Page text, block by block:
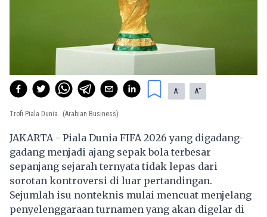
A- A+
Trofi Piala Dunia. (Arabian Business)
JAKARTA - Piala Dunia FIFA 2026 yang digadang-
gadang menjadi ajang sepak bola terbesar
sepanjang sejarah ternyata tidak lepas dari
sorotan kontroversi di luar pertandingan.
Sejumlah isu nonteknis mulai mencuat menjelang
penyelenggaraan turnamen yang akan digelar di